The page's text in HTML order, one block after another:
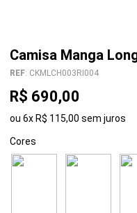
Camisa Manga
REF: CKMLCH003RI004
R$ 690,00
ou 6x R$ 115,00 sem juros
Cores